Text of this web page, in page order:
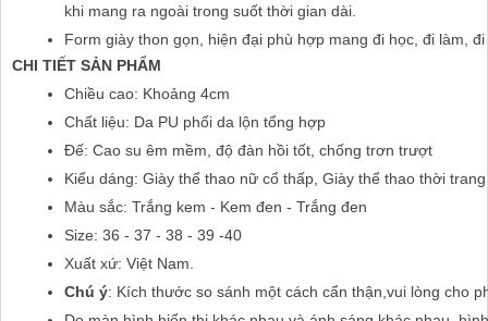
khi mang ra ngoài trong suốt thời gian dài.
Form giày thon gọn, hiện đại phù hợp mang đi học, đi làm,
CHI TIẾT SẢN PHẨM
Chiều cao: Khoảng 4cm
Chất liệu: Da PU phối da lộn tổng hợp
Đế: Cao su êm mềm, độ đàn hồi tốt, chống trơn trượt
Kiểu dáng: Giày thể thao nữ cổ thấp, Giày thể thao thời
Màu sắc: Trắng kem - Kem đen - Trắng đen
Size: 36 - 37 - 38 - 39 -40
Xuất xứ: Việt Nam.
Chú ý: Kích thước so sánh một cách cẩn thận,vui lòng cho